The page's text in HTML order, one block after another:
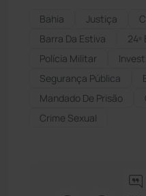
Bahia Justiça
Barra Da Estiva
24º
Polícia Militar
Segurança Pública
Mandado De Prisão
Crime Sexual